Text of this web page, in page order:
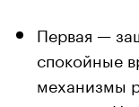
Первая —
спокойные
механизмы